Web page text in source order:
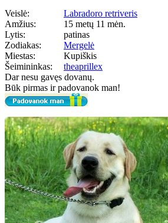
Veislė:
Labradoro retriveris
Amžius:
15 metų 11 mėn.
Lytis:
patinas
Zodiakas:
Mergelė
Miestas:
Kupiškis
Šeimininkas:
theaprillex
Dar nesu gavęs dovanų.
Būk pirmas ir padovanok man!